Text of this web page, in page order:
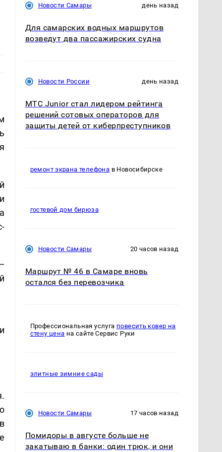
Новости Самары день назад
Для самарских водных маршрутов
возведут два пассажирских судна
Новости России день назад
МТС Junior стал лидером рейтинга
решений сотовых операторов для
защиты детей от киберпреступников
ремонт экрана телефона в Новосибирске
гостевой дом бирюза
Новости Самары 20 часов назад
Маршрут № 46 в Самаре вновь
остался без перевозчика
Профессиональная услуга повесить ковер на
стену цена на сайте Сервис Руки
элитные зимние сады
Новости Самары 17 часов назад
Помидоры в августе больше не
закатываю в банки: один трюк, и они